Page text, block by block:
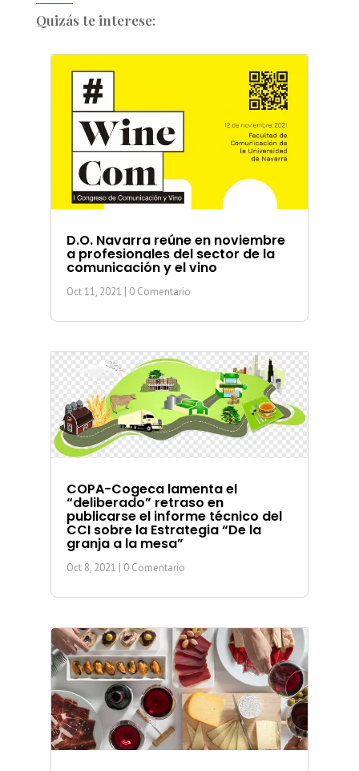
Quizás te interese:
D.O. Navarra reúne en noviembre
a profesionales del sector de la
comunicación y el vino
Oct 11, 2021 | 0 Comentario
COPA-Cogeca lamenta el
“deliberado” retraso en
publicarse el informe técnico del
CCI sobre la Estrategia “De la
granja a la mesa”
Oct 8, 2021 | 0 Comentario